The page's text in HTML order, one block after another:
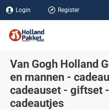
Login Register
Van Gogh Holland
en mannen -
cadeauset - giftset
cadeautjes